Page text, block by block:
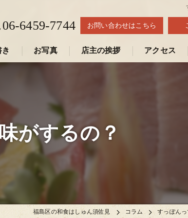
06-6459-7744 お問い合わせはこちら
お写真 店主の挨拶 アクセス
がするの？
福島区の和食はしゅん須佐見 コラム すっぽん